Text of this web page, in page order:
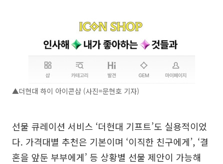
▲더현대 하이 아이콘샵 (사진=문현호 기자)
선물 큐레이션 서비스 ‘더현대 기프트’도 실용적이었
다. 가격대별 추천은 기본이며 ‘이직한 친구에게’, ‘결
혼을 앞둔 부부에게’ 등 상황별 선물 제안이 가능해